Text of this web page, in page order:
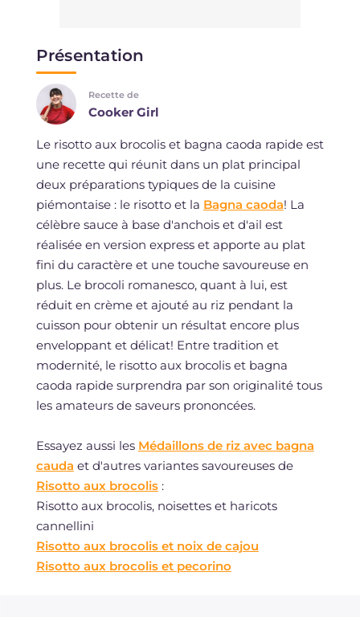
Présentation
Recette de
Cooker Girl
Le risotto aux brocolis et bagna caoda rapide est
une recette qui réunit dans un plat principal
deux préparations typiques de la cuisine
piémontaise : le risotto et la Bagna caoda! La
célèbre sauce à base d'anchois et d'ail est
réalisée en version express et apporte au plat
fini du caractère et une touche savoureuse en
plus. Le brocoli romanesco, quant à lui, est
réduit en crème et ajouté au riz pendant la
cuisson pour obtenir un résultat encore plus
enveloppant et délicat! Entre tradition et
modernité, le risotto aux brocolis et bagna
caoda rapide surprendra par son originalité tous
les amateurs de saveurs prononcées.
Essayez aussi les Médaillons de riz avec bagna
cauda et d'autres variantes savoureuses de
Risotto aux brocolis:
Risotto aux brocolis, noisettes et haricots
cannellini
Risotto aux brocolis et noix de cajou
Risotto aux brocolis et pecorino